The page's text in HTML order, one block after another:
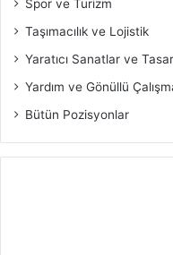
Spor ve Turizm
Taşımacılık ve Lojistik
Yaratıcı Sanatlar ve
Yardım ve Gönüllü
Bütün Pozisyonlar